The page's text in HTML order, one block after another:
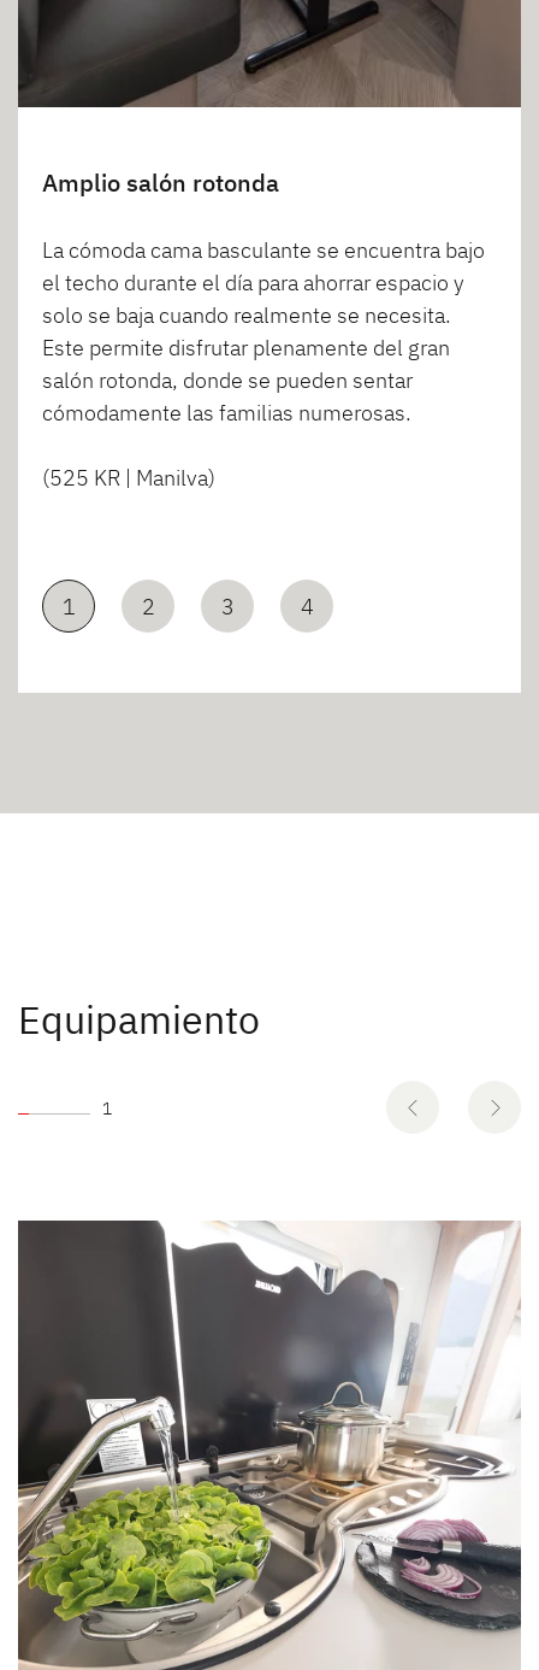
Amplio salón rotonda
La cómoda cama basculante se encuentra bajo
el techo durante el día para ahorrar espacio y
solo se baja cuando realmente se necesita.
Este permite disfrutar plenamente del gran
salón rotonda, donde se pueden sentar
cómodamente las familias numerosas.
(525 KR | Manilva)
1 2 3 4
Equipamiento
1